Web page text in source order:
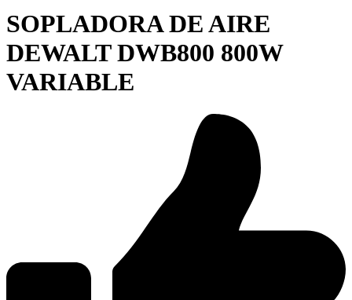
SOPLADORA DE AIRE
DEWALT DWB800 800W
VARIABLE